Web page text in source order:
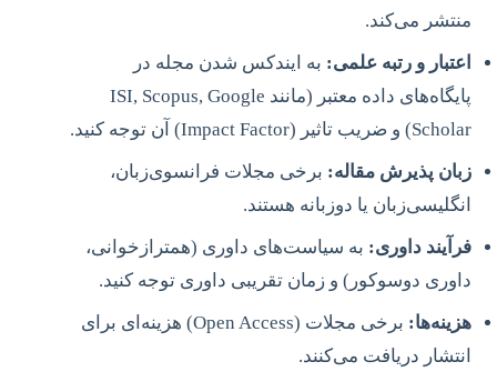
منتشر می‌کند.
اعتبار و رتبه علمی: به ایندکس شدن مجله در
پایگاه‌های داده معتبر (مانند ISI, Scopus, Google
Scholar) و ضریب تاثیر (Impact Factor) آن توجه کنید.
زبان پذیرش مقاله: برخی مجلات فرانسوی‌زبان،
انگلیسی‌زبان یا دوزبانه هستند.
فرآیند داوری: به سیاست‌های داوری (همترازخوانی،
داوری دوسوکور) و زمان تقریبی داوری توجه کنید.
هزینه‌ها:
برخی مجلات (Open Access) هزینه‌ای برای
انتشار دریافت می‌کنند.